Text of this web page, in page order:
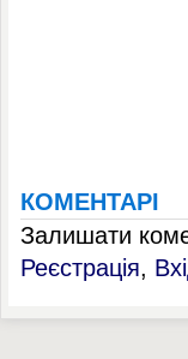
КОМЕНТАРІ
Залишати
Реєстрація,